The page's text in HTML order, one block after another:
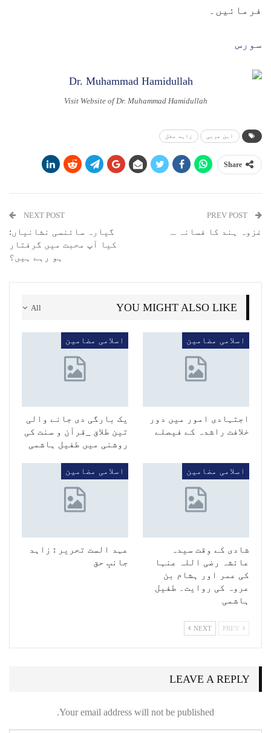
فرمائیں۔
سورس
Visit Website of Dr. Muhammad Hamidullah
ابن عربی زاہد مغل
Share
غزوہ ہند کا فسانہ ـ
NEXT POST
گیارہ سائنسی نشانیاں:
کیا آپ محبت میں گرفتار
ہو رہے ہیں؟
All YOU MIGHT ALSO LIKE
اسلامی مضامین
اجتہادی امور میں دور
خلافت راشدہ کے فیصلے
اسلامی مضامین
یک بارگی دی جانے والی
تین طلاق _قرآن و سنت کی
روشنی میں طفیل ہاشمی
اسلامی مضامین
شادی کے وقت سیدہ
عائشہ رضی اللہ عنہا
کی عمر اور ہشام بن
عروہ کی روایت۔ طفیل
ہاشمی
اسلامی مضامین
عہد الست تحریر : زاہد
جانبِ حق
NEXT
LEAVE A REPLY
Your email address will not be published.